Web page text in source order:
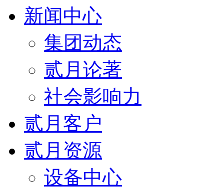
新闻中心
集团动态
贰月论著
社会影响力
贰月客户
贰月资源
设备中心